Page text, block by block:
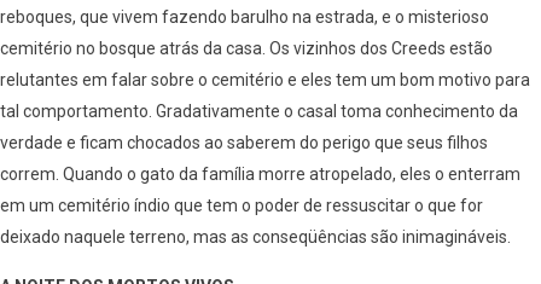
reboques, que vivem fazendo barulho na estrada, e o misterioso
cemitério no bosque atrás da casa. Os vizinhos dos Creeds estão
relutantes em falar sobre o cemitério e eles tem um bom motivo para
tal comportamento. Gradativamente o casal toma conhecimento da
verdade e ficam chocados ao saberem do perigo que seus filhos
correm. Quando o gato da família morre atropelado, eles o enterram
em um cemitério índio que tem o poder de ressuscitar o que for
deixado naquele terreno, mas as conseqüências são inimagináveis.